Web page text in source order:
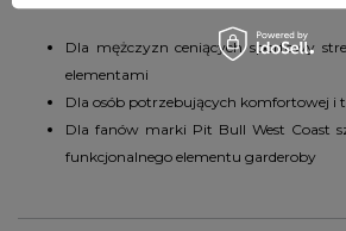
Dla mężczyzn ceniących sportowy
elementami
Dla osób potrzebujących komfortowej i
Dla fanów marki Pit Bull West Coast
funkcjonalnego elementu garderoby